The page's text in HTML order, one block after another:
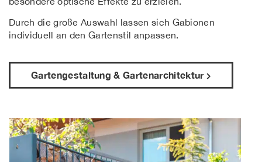
Durch die große Auswahl lassen sich Gabionen
individuell an den Gartenstil anpassen.
Gartengestaltung & Gartenarchitektur